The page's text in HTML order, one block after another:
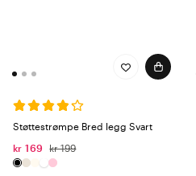
Støttestrømpe Bred legg Svart
kr 169
kr 199